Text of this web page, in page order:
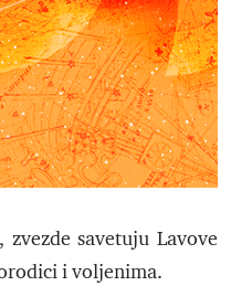
savetuju Lavove
i voljenima.